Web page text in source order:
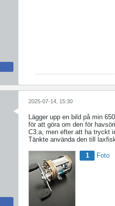
2025-07-14, 15:30
Lägger upp en bild på min
för att göra om den för
C3.a, men efter att ha tryckt
Tänkte använda den till
1 Foto